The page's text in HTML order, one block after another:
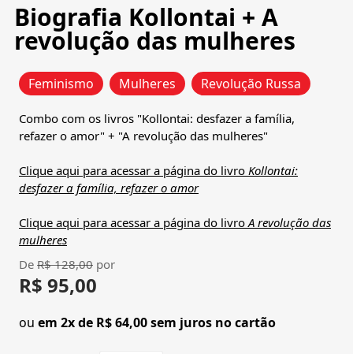
Biografia Kollontai + A
revolução das mulheres
Feminismo Mulheres Revolução Russa
Combo com os livros "Kollontai: desfazer a família,
refazer o amor" + "A revolução das mulheres"
Clique aqui para acessar a página do livro Kollontai:
desfazer a família, refazer o amor
Clique aqui para acessar a página do livroA revolução das
mulheres
De R$ 128,00 por
R$ 95,00
ou em 2x de R$ 64,00 sem juros no cartão